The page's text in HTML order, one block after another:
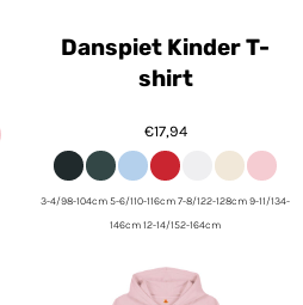
Danspiet Kinder T-
shirt
€17,94
3-4/98-104cm 5-6/110-116cm 7-8/122-128cm 9-11/134-
146cm 12-14/152-164cm